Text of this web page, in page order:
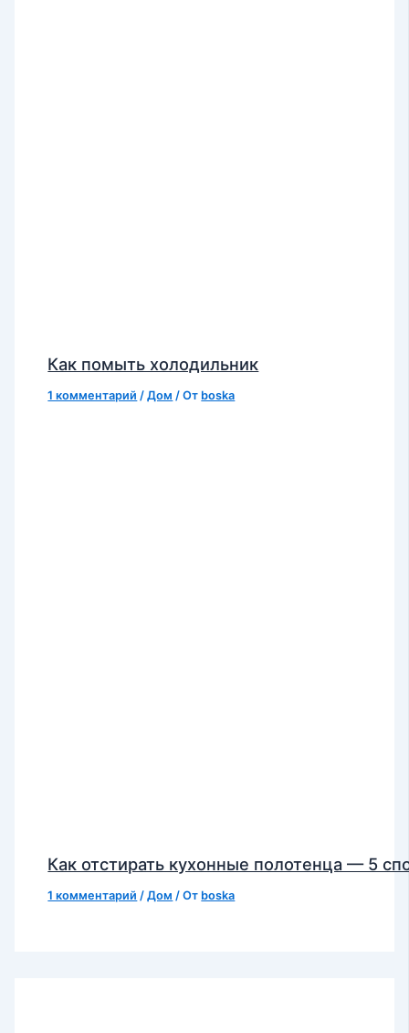
Как помыть холодильник
1 комментарий /Дом / От boska
Как отстирать кухонные полотенца — 5
1 комментарий /Дом / От boska